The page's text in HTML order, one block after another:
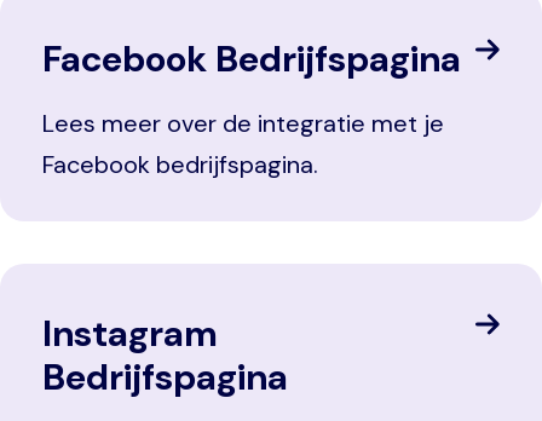
Facebook Bedrijfspagina
Lees meer over de integratie met je
Facebook bedrijfspagina.
Instagram
Bedrijfspagina